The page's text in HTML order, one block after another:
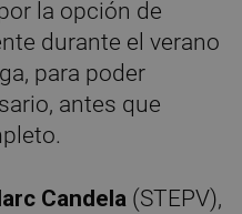
la opción de
durante el verano
para poder
antes que
Candela (STEPV),